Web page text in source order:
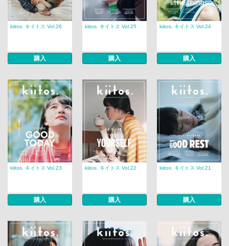
kiitos. キイトス Vol.26
購入
kiitos. キイトス Vol.25
購入
kiitos. キイトス Vol.24
購入
kiitos. キイトス Vol.23
購入
kiitos. キイトス Vol.22
購入
kiitos. キイトス Vol.21
購入